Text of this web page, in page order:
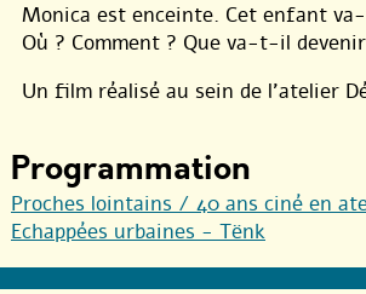
Monica est enceinte. Cet enfant
Où ? Comment ? Que va-t-il
Un film réalisé au sein de l’atelier
Programmation
Proches lointains / 40 ans ciné en
Echappées urbaines - Tënk